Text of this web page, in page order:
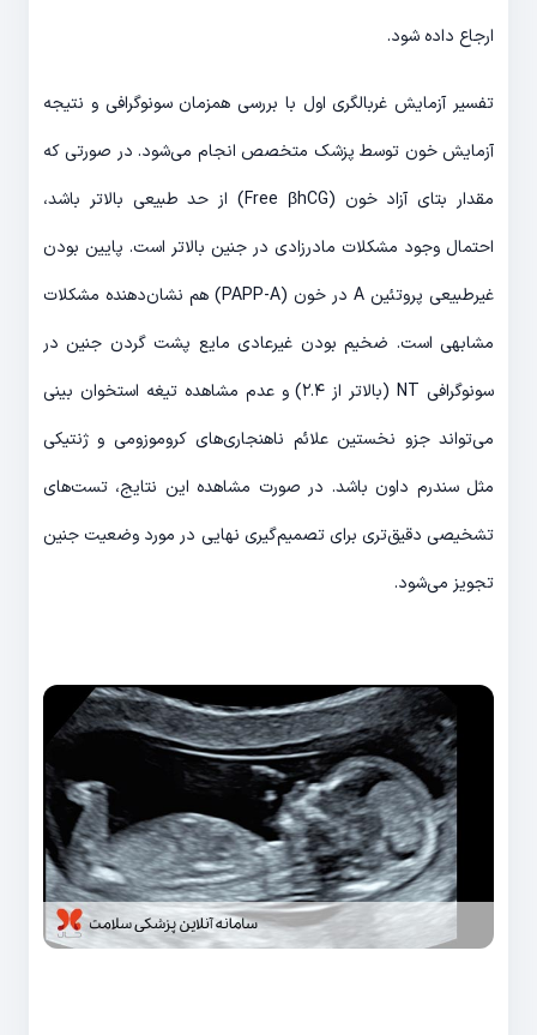
ارجاع داده شود.
تفسیر آزمایش غربالگری اول با بررسی همزمان سونوگرافی و نتیجه
آزمایش خون توسط پزشک متخصص انجام می‌شود. در صورتی که
مقدار بتای آزاد خون (Free βhCG) از حد طبیعی بالاتر باشد،
احتمال وجود مشکلات مادرزادی در جنین بالاتر است. پایین بودن
غیرطبیعی پروتئین A در خون (PAPP-A) هم نشان‌دهنده مشکلات
مشابهی است. ضخیم بودن غیرعادی مایع پشت گردن جنین در
سونوگرافی NT (بالاتر از ۲.۴) و عدم مشاهده تیغه استخوان بینی
می‌تواند جزو نخستین علائم ناهنجاری‌های کروموزومی و ژنتیکی
مثل سندرم داون باشد. در صورت مشاهده این نتایج، تست‌های
تشخیصی دقیق‌تری برای تصمیم‌گیری نهایی در مورد وضعیت جنین
تجویز می‌شود.